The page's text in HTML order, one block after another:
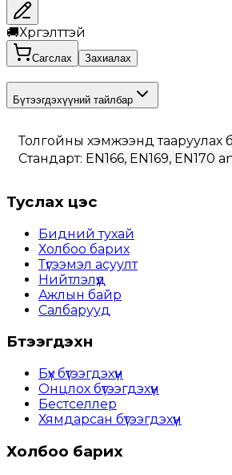
🚚Хүргэлттэй
Сагслах Захиалах
Бүтээгдэхүүний тайлбар
Толгойны хэмжээнд тааруулах
Стандарт: EN166, EN169, EN170
Туслах цэс
Бидний тухай
Холбоо барих
Түгээмэл асуулт
Нийтлэлүүд
Ажлын байр
Салбарууд
Бүтээгдэхүүн
Бүх бүтээгдэхүүн
Онцлох бүтээгдэхүүн
Бестселлер
Хямдарсан бүтээгдэхүүн
Холбоо барих